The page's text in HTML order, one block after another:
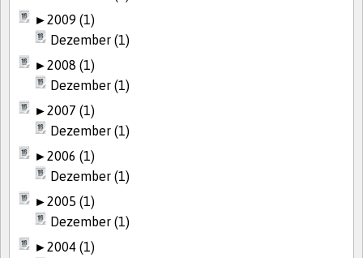
►2009 (1)
Dezember (1)
►2008 (1)
Dezember (1)
►2007 (1)
Dezember (1)
►2006 (1)
Dezember (1)
►2005 (1)
Dezember (1)
►2004 (1)